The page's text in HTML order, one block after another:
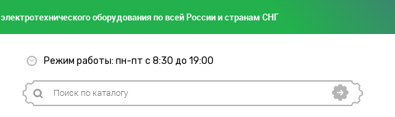
электротехнического оборудования по всей России и странам СНГ
Режим работы: пн-пт с 8:30 до 19:00